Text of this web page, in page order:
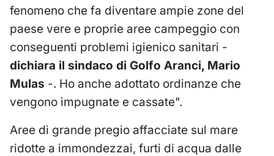
fenomeno che fa diventare ampie zone del
paese vere e proprie aree campeggio con
conseguenti problemi igienico sanitari -
dichiara il sindaco di Golfo Aranci, Mario
Mulas -. Ho anche adottato ordinanze che
vengono impugnate e cassate".
Aree di grande pregio affacciate sul mare
ridotte a immondezzai, furti di acqua dalle